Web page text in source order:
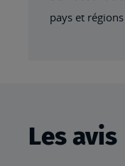
pays et
Les avis